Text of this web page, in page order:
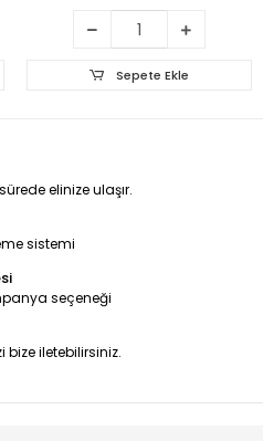
Sepete Ekle
elinize ulaşır.
sistemi
seçeneği
bize iletebilirsiniz.